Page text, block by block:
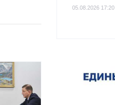
05.08.2026 17:20